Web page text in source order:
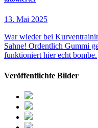
13. Mai 2025
War wieder bei
Sahne! Ordentlich Gummi
funktioniert hier echt bombe.
Veröffentlichte Bilder